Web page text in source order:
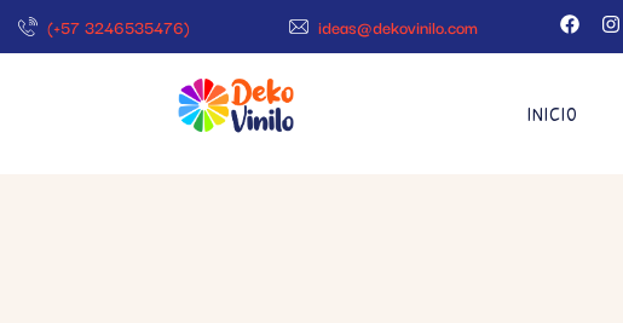
(+57 3246535476) ideas@dekovinilo.com
INICIO